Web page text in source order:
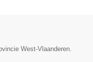
West-Vlaanderen.